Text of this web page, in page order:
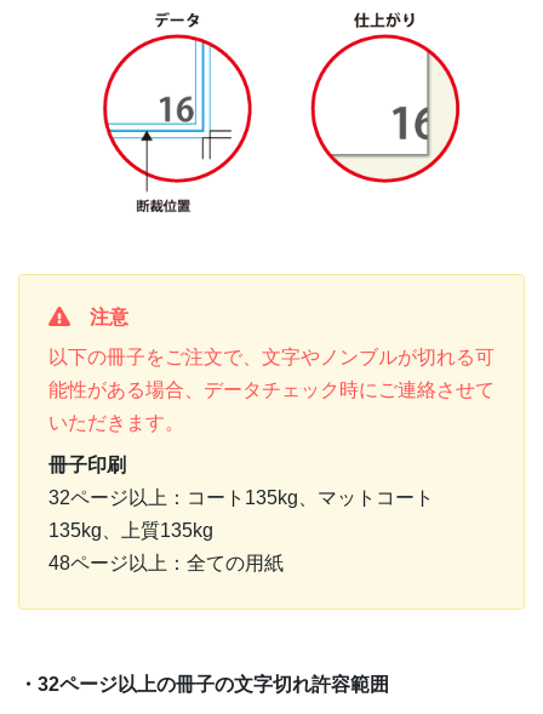
注意
以下の冊子をご注文で、文字やノンブルが切れる可
能性がある場合、データチェック時にご連絡させて
いただきます。
冊子印刷
32ページ以上：コート135kg、マットコート
135kg、上質135kg
48ページ以上：全ての用紙
・32ページ以上の冊子の文字切れ許容範囲